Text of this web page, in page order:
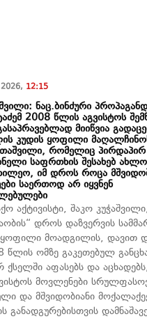
12:15
ნაც.ბინძური
2008 წლის აგვისტოს
მიიწვია
კუდის ყოფილი
რომელიც პირდაპირ
საფრთხის შესახებ
იმ დროს როცა
საერთოდ არ იყვნენ
აქტივისტი, შაკო კუჭაშვილი,
დროს დაზვერვის
მოადგილის, დავით
წლის ომზე გაკეთებულ
აფასებს და
მოვლენები
და მშვიდობიანი
განადგურებისთვის